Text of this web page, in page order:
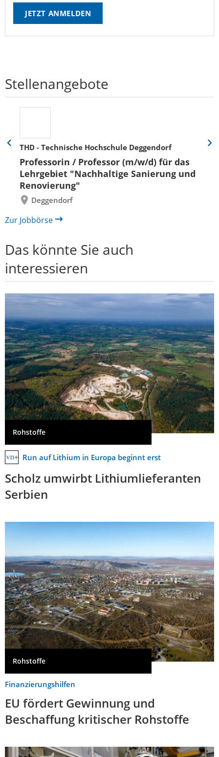
JETZT ANMELDEN
Stellenangebote
THD - Technische Hochschule Deggendorf
Professorin / Professor (m/w/d) für das
Lehrgebiet "Nachhaltige Sanierung und
Renovierung"
Deggendorf
Eine
zurück
Eine
Zur Jobbörse
Das könnte Sie auch
interessieren
Rohstoffe
Run auf Lithium in Europa beginnt erst
Scholz umwirbt Lithiumlieferanten
Serbien
Rohstoffe
Finanzierungshilfen
EU fördert Gewinnung und
Beschaffung kritischer Rohstoffe